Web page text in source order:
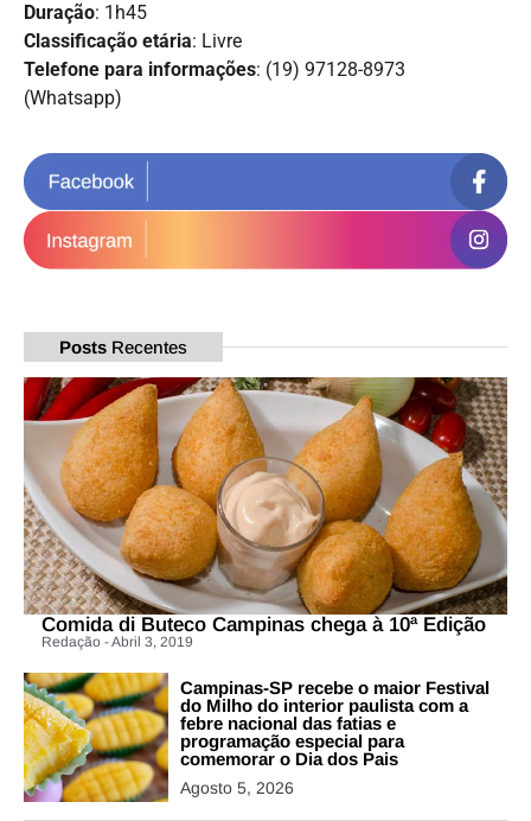
Duração: 1h45
Classificação etária: Livre
Telefone para informações: (19) 97128-8973
(Whatsapp)
Posts Recentes
Comida di Buteco Campinas chega à 10ª Edição
Redação - Abril 3, 2019
Campinas-SP recebe o maior Festival
do Milho do interior paulista com a
febre nacional das fatias e
programação especial para
comemorar o Dia dos Pais
Agosto 5, 2026